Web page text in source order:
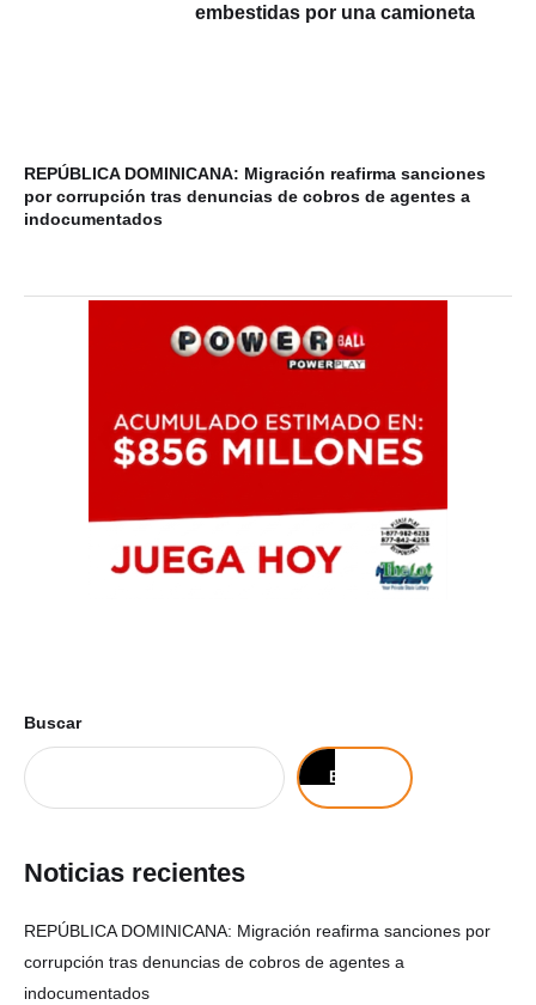
embestidas por una camioneta
REPÚBLICA DOMINICANA: Migración reafirma sanciones
por corrupción tras denuncias de cobros de agentes a
indocumentados
Buscar
Buscar
Noticias recientes
REPÚBLICA DOMINICANA: Migración reafirma sanciones por
corrupción tras denuncias de cobros de agentes a
indocumentados